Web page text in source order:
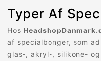
Typer Af
Hos
af specialbonger, som
glas-, akryl-, silikone-